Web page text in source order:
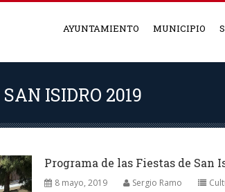
AYUNTAMIENTO MUNICIPIO
ISIDRO 2019
Programa de las Fiestas de San
8 mayo, 2019 Sergio Ramo